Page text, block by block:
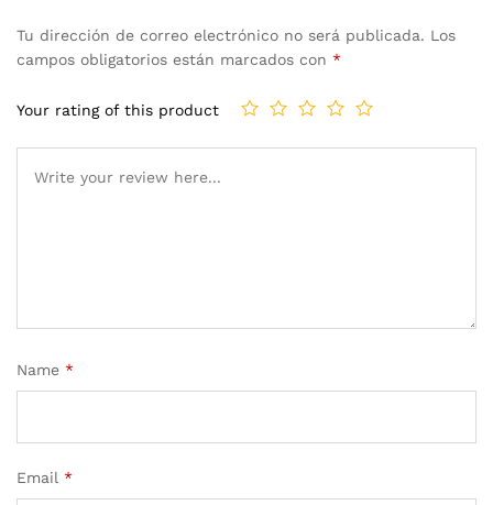
Tu dirección de correo electrónico no será publicada. Los
campos obligatorios están marcados con *
Your rating of this product
Name *
Email *